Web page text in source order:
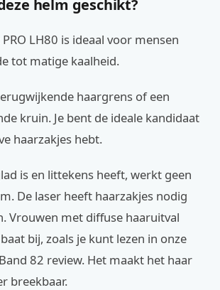
helm geschikt?
LH80 is ideaal voor mensen
tot matige kaalheid.
haargrens of een
kruin. Je bent de ideale kandidaat
haarzakjes hebt.
is en littekens heeft, werkt geen
De laser heeft haarzakjes nodig
Vrouwen met diffuse haaruitval
bij, zoals je kunt lezen in onze
82 review. Het maakt het haar
breekbaar.